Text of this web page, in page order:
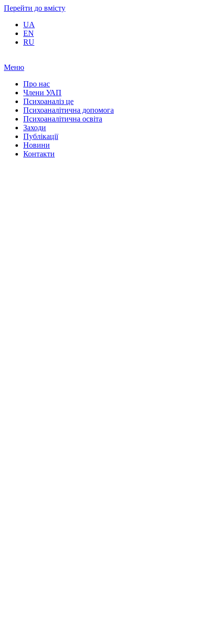
Перейти до вмісту
UA
EN
RU
Меню
Про нас
Члени УАП
Психоаналіз це
Психоаналітична допомога
Психоаналітична освіта
Заходи
Публікації
Новини
Контакти